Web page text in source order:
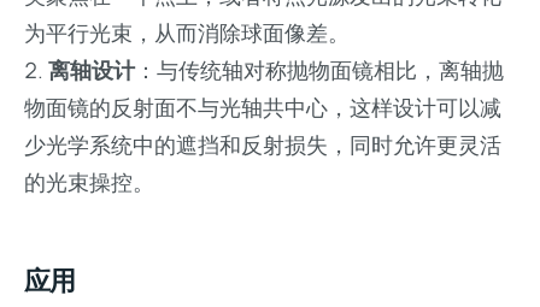
为平行光束，从而消除球面像差。
离轴设计：与传统轴对称抛物面镜相比，离轴抛
物面镜的反射面不与光轴共中心，这样设计可以减
少光学系统中的遮挡和反射损失，同时允许更灵活
的光束操控。
应用